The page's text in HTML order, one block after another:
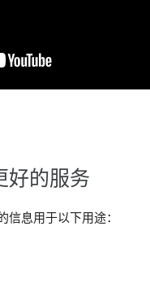
好的服务
息用于以下用途：